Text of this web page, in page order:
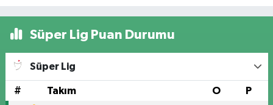
Süper Lig Puan Durumu
Süper Lig
# Takım O P